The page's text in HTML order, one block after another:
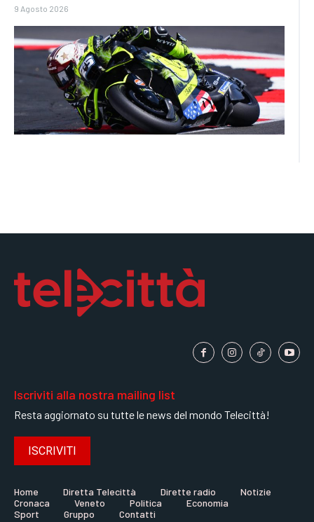
9 Agosto 2026
Iscriviti alla nostra mailing list
Resta aggiornato su tutte le news del mondo Telecittà!
ISCRIVITI
Home Diretta Telecittà Dirette radio
Notizie
Cronaca
Veneto Politica
Economia
Sport
Gruppo Contatti